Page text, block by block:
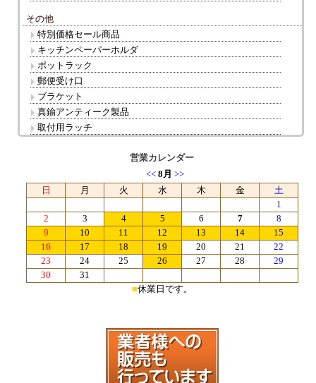
その他
特別価格セール商品
キッチンペーパーホルダ
ポットラック
郵便受け口
ブラケット
真鍮アンティーク製品
取付用ラッチ
営業カレンダー